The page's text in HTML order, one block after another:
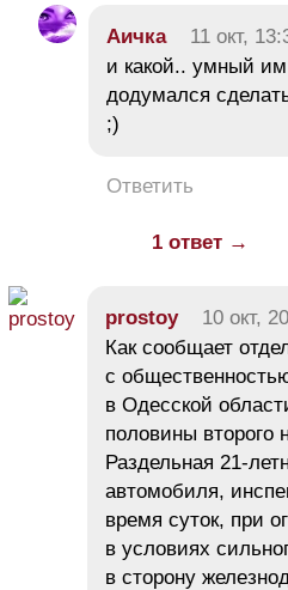
Аичка 11 окт,
и какой.. умный им
додумался
;)
Ответить
1 ответ →
prostoy 10 окт,
Как сообщает
с
в Одесской
половины второго
Раздельная 21-
автомобиля,
время суток, при
в условиях
в сторону